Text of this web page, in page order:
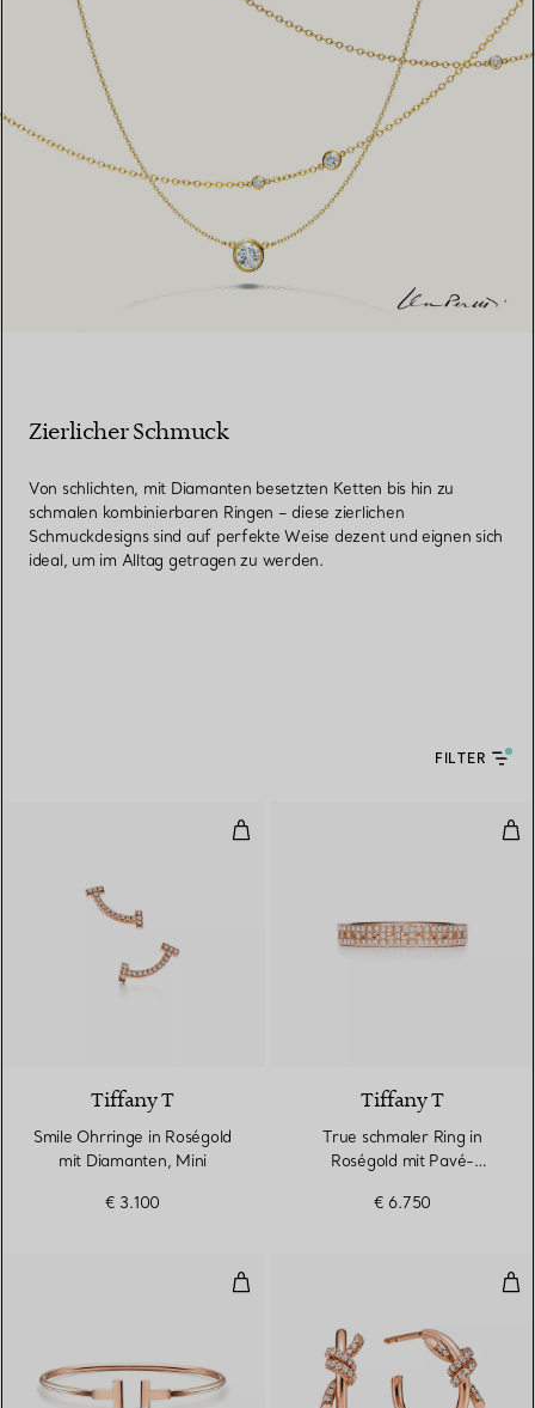
Zierlicher Schmuck
Von schlichten, mit Diamanten besetzten Ketten bis hin zu
schmalen kombinierbaren Ringen – diese zierlichen
Schmuckdesigns sind auf perfekte Weise dezent und eignen sich
ideal, um im Alltag getragen zu werden.
FILTER
Smile Ohrringe in Roségold mit
Tiffany T
Smile Ohrringe in Roségold
mit Diamanten, Mini
€ 3.100
Tiffany T
True schmaler Ring in
Roségold mit Pavé-
€ 6.750
Wire Armreif in Roségold